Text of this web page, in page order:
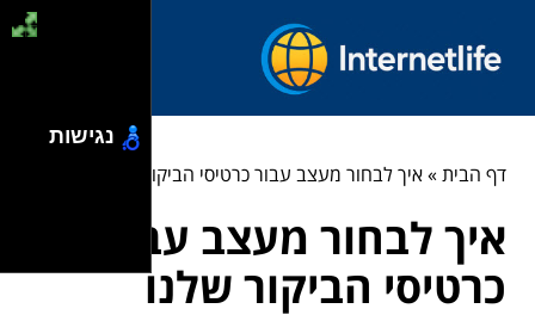
דף הבית»איך לבחור מעצב עבור כרטיסי הביקור שלנו
איך לבחור מעצב עבור
כרטיסי הביקור שלנו
נגישות